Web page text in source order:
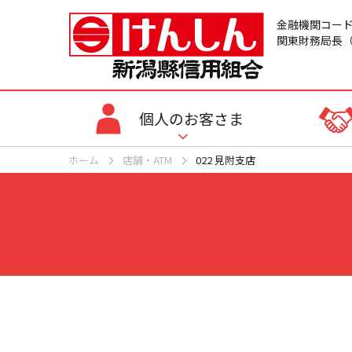
金融機関コー
関東財務局長
個人のお客さま
ホーム 店舗・ATM 022 見附支店